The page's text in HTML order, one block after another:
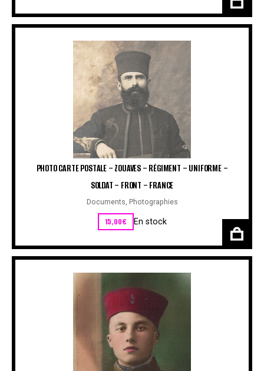
PHOTO CARTE POSTALE – ZOUAVES – RÉGIMENT – UNIFORME –
SOLDAT – FRONT – FRANCE
Documents, Photographies
15,00€ En stock